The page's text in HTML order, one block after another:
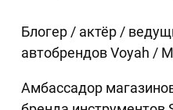
Блогер / актёр /
автобрендов Voyah /
Амбассадор